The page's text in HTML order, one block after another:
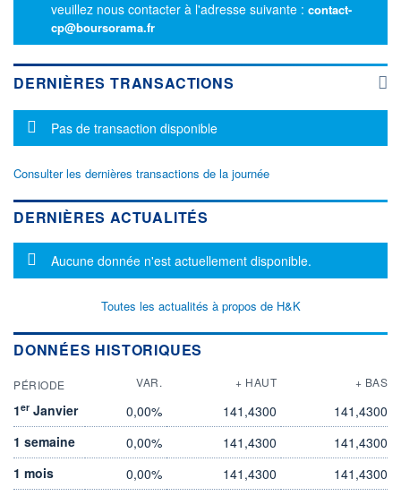
veuillez nous contacter à l'adresse suivante : contact-
cp@boursorama.fr
DERNIÈRES TRANSACTIONS
Message d'information
Pas de transaction disponible
Consulter les dernières transactions de la journée
DERNIÈRES ACTUALITÉS
Message d'information
Aucune donnée n'est actuellement disponible.
Toutes les actualités à propos de H&K
DONNÉES HISTORIQUES
PÉRIODE VAR. + HAUT + BAS
1er Janvier 0,00% 141,4300
141,4300
1 semaine
0,00% 141,4300
141,4300
1 mois
0,00% 141,4300
141,4300